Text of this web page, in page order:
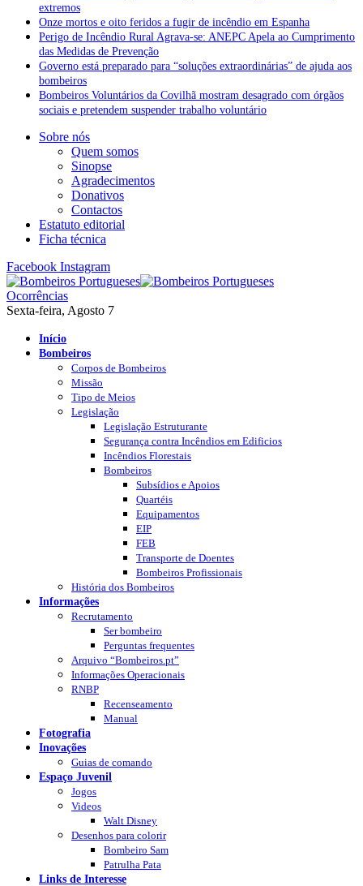
extremos
Onze mortos e oito feridos a fugir de incêndio em Espanha
Perigo de Incêndio Rural Agrava-se: ANEPC Apela ao Cumprimento
das Medidas de Prevenção
Governo está preparado para “soluções extraordinárias” de ajuda aos
bombeiros
Bombeiros Voluntários da Covilhã mostram desagrado com órgãos
sociais e pretendem suspender trabalho voluntário
Sobre nós
Quem somos
Sinopse
Agradecimentos
Donativos
Contactos
Estatuto editorial
Ficha técnica
Facebook Instagram
Ocorrências
Sexta-feira, Agosto 7
Início
Bombeiros
Corpos de Bombeiros
Missão
Tipo de Meios
Legislação
Legislação Estruturante
Segurança contra Incêndios em Edificios
Incêndios Florestais
Bombeiros
Subsídios e Apoios
Quartéis
Equipamentos
EIP
FEB
Transporte de Doentes
Bombeiros Profissionais
História dos Bombeiros
Informações
Recrutamento
Ser bombeiro
Perguntas frequentes
Arquivo “Bombeiros.pt”
Informações Operacionais
RNBP
Recenseamento
Manual
Fotografia
Inovações
Guias de comando
Espaço Juvenil
Jogos
Videos
Walt Disney
Desenhos para colorir
Bombeiro Sam
Patrulha Pata
Links de Interesse